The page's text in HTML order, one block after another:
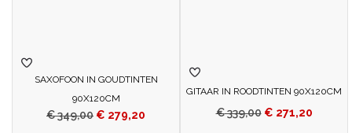
SAXOFOON IN GOUDTINTEN
90X120CM
€349,00 € 279,20
GITAAR IN ROODTINTEN 90X120CM
€339,00 € 271,20